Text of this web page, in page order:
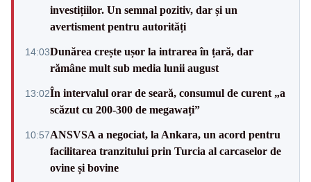
investițiilor. Un semnal pozitiv, dar și un
avertisment pentru autorități
14:03Dunărea crește ușor la intrarea în țară, dar
rămâne mult sub media lunii august
13:02În intervalul orar de seară, consumul de curent „a
scăzut cu 200-300 de megawați”
10:57ANSVSA a negociat, la Ankara, un acord pentru
facilitarea tranzitului prin Turcia al carcaselor de
ovine și bovine